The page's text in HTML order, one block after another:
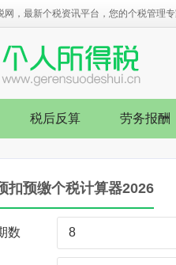
网，最新个税资讯平台，您的个税管理专
税后反算 劳务报酬
扣预缴个税计算器2026
数